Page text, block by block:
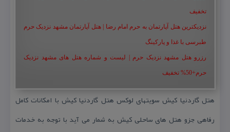
تخفیف
نزدیکترین هتل آپارتمان به حرم امام رضا | هتل آپارتمان مشهد نزدیک حرم
طبرسی با غذا و پارکینگ
رزرو هتل مشهد نزدیک حرم | لیست و شماره هتل های مشهد نزدیک
حرم+50% تخفیف
هتل گاردنیا كیش سویتهای لوكس هتل گاردنیا كیش با امكانات كامل
رفاهی جزو هتل های ساحلی كیش به شمار می آید با توجه به خدمات